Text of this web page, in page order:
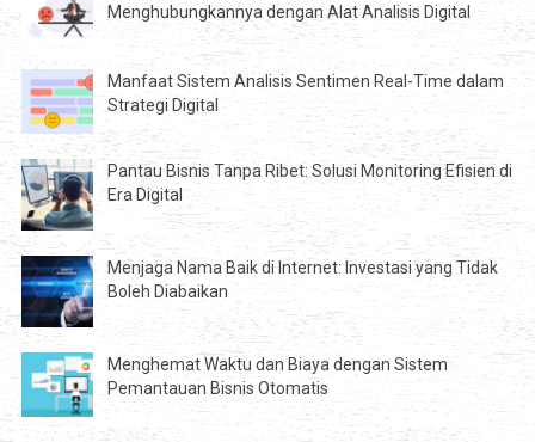
Menghubungkannya dengan Alat Analisis Digital
Manfaat Sistem Analisis Sentimen Real-Time dalam
Strategi Digital
Pantau Bisnis Tanpa Ribet: Solusi Monitoring Efisien di
Era Digital
Menjaga Nama Baik di Internet: Investasi yang Tidak
Boleh Diabaikan
Menghemat Waktu dan Biaya dengan Sistem
Pemantauan Bisnis Otomatis